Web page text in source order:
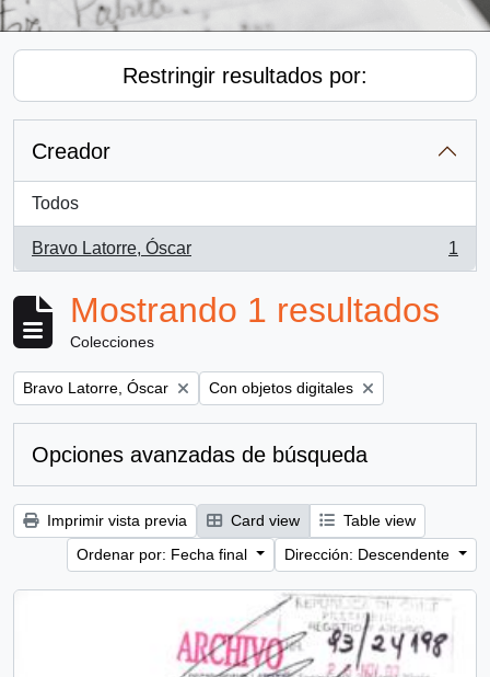
Restringir resultados por:
Creador
Todos
Bravo Latorre, Óscar
, 1 resultados
1
Mostrando 1 resultados
Colecciones
Remove filter:
Bravo Latorre, Óscar Remove filter:
Con objetos digitales
Opciones avanzadas de búsqueda
Imprimir vista previa Card view
Table view
Ordenar por: Fecha final
Dirección: Descendente